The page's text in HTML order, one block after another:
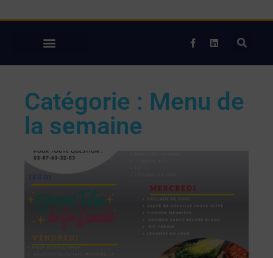
Catégorie : Menu de
la semaine